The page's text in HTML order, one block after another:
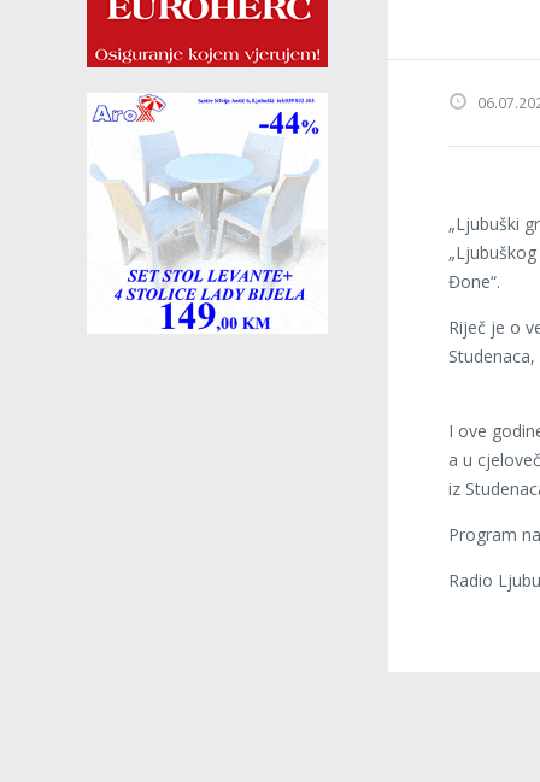
„Ljubuški
Đone“.
Riječ je o
I ove
a u
iz
Program
Radio